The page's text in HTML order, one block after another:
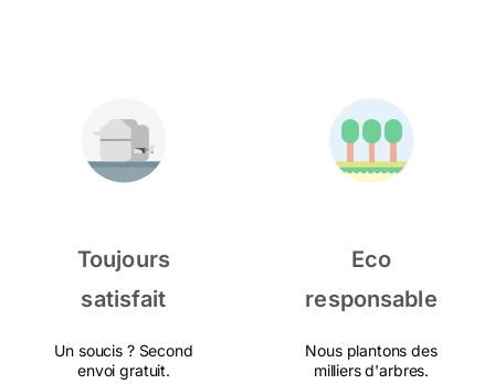
Toujours
satisfait
Un soucis ? Second
envoi gratuit.
Eco
responsable
Nous plantons des
milliers d'arbres.